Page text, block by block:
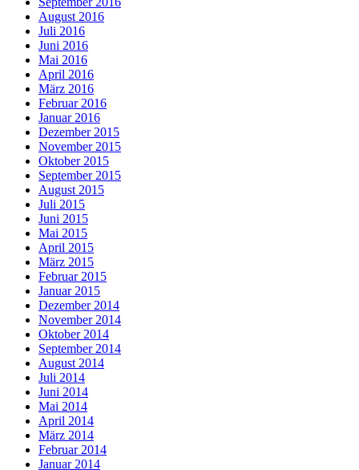
August 2016
Juli 2016
Juni 2016
Mai 2016
April 2016
März 2016
Februar 2016
Januar 2016
Dezember 2015
November 2015
Oktober 2015
September 2015
August 2015
Juli 2015
Juni 2015
Mai 2015
April 2015
März 2015
Februar 2015
Januar 2015
Dezember 2014
November 2014
Oktober 2014
September 2014
August 2014
Juli 2014
Juni 2014
Mai 2014
April 2014
März 2014
Februar 2014
Januar 2014